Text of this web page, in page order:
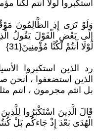
استكبروا لولا انتم لكنا
وَلَوْ تَرَى إِذِ الظَّالِمُونَ
إِلَى بَعْضٍ الْقَوْلَ يَقُولُ
لَوْلَا أَنتُمْ لَكُنَّا مُؤْمِنِينَ{31}
رد الذين استكبروا
الذين استضعفوا ، انحن
بل انتم مجرمون ، انتم
قَالَ الَّذِينَ اسْتَكْبَرُوا
الْهُدَى بَعْدَ إِذْ جَاءكُم بَلْ